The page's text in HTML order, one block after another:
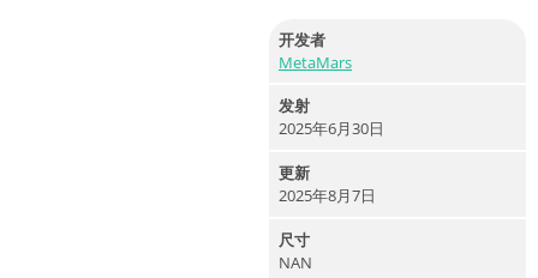
开发者
MetaMars
发射
2025年6月30日
更新
2025年8月7日
尺寸
NAN